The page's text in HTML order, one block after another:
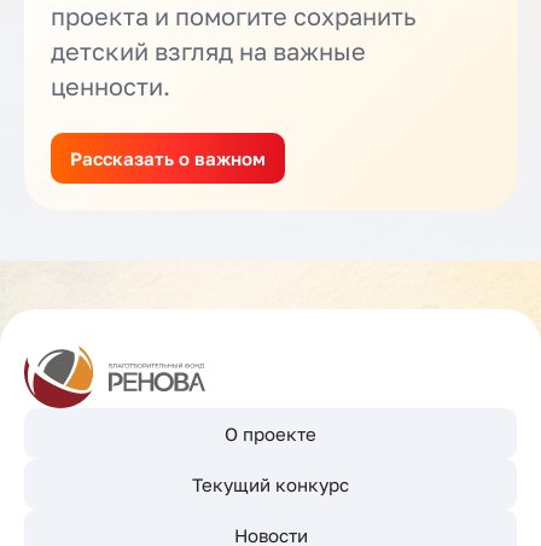
проекта и помогите сохранить
детский взгляд на важные
ценности.
Рассказать о важном
О проекте
Текущий конкурс
Новости